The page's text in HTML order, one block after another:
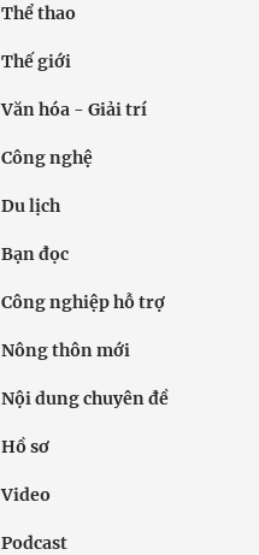
Thể thao
Thế giới
Văn hóa - Giải trí
Công nghệ
Du lịch
Bạn đọc
Công nghiệp hỗ trợ
Nông thôn mới
Nội dung chuyên đề
Hồ sơ
Video
Podcast